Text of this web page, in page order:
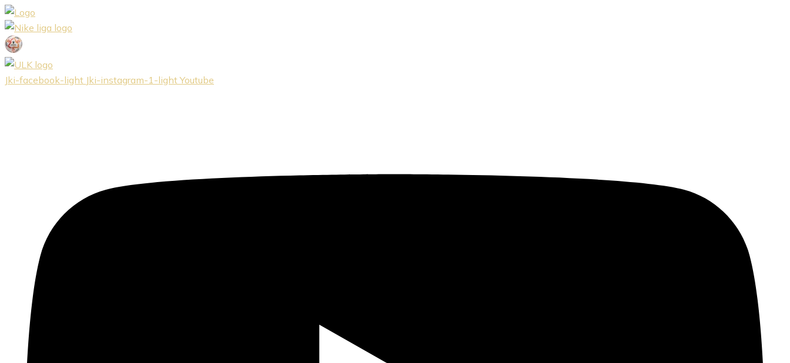
Preskočiť
na
obsah
Jki-facebook-light Jki-instagram-1-light Youtube